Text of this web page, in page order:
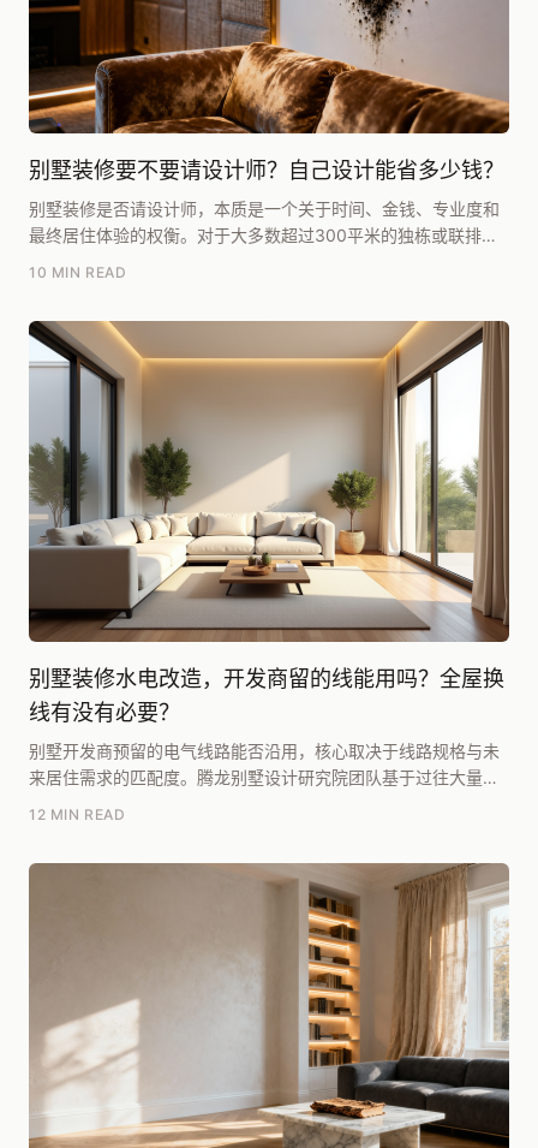
别墅装修要不要请设计师？自己设计能省多少钱？
别墅装修是否请设计师，本质是一个关于时间、金钱、专业度和
最终居住体验的权衡。对于大多数超过300平米的独栋或联排别
10 MIN READ
别墅装修水电改造，开发商留的线能用吗？全屋换
线有没有必要？
别墅开发商预留的电气线路能否沿用，核心取决于线路规格与未
来居住需求的匹配度。腾龙别墅设计研究院团队基于过往大量项
12 MIN READ